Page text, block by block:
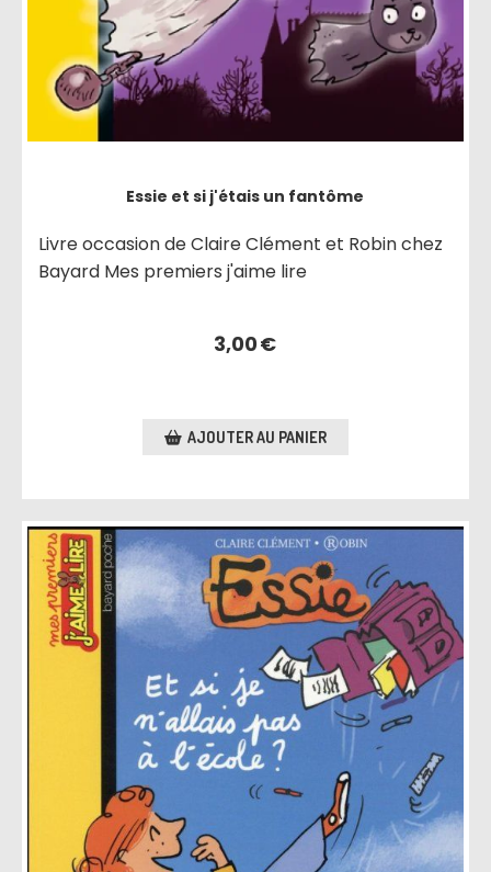
Essie et si j'étais un fantôme
Livre occasion de Claire Clément et Robin chez
Bayard Mes premiers j'aime lire
3,00€
AJOUTER AU PANIER